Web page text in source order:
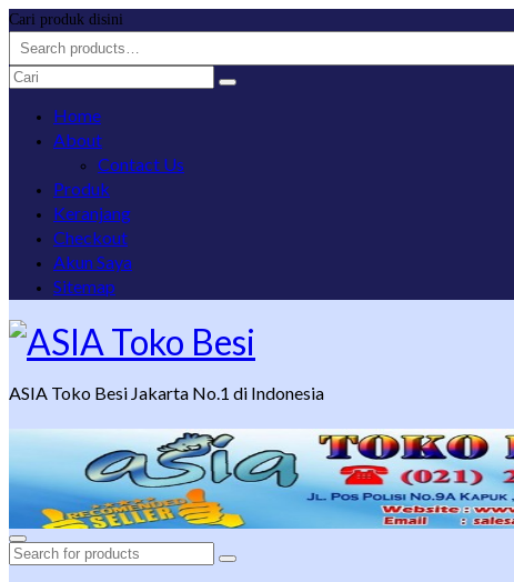
Cari produk disini
Search
Home
About
Contact Us
Produk
Keranjang
Checkout
Akun Saya
Sitemap
ASIA Toko Besi Jakarta No.1 di Indonesia
Search